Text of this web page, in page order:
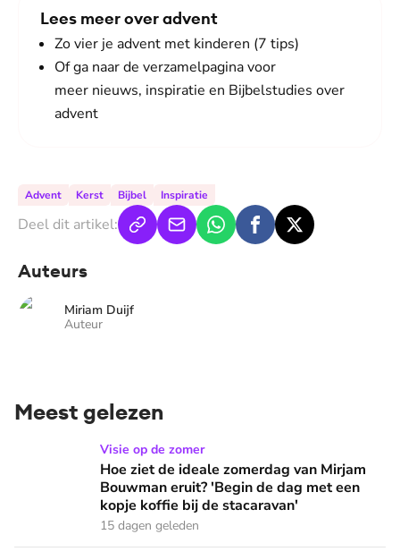
Lees meer over advent
Zo vier je advent met kinderen (7 tips)
Of ga naar de verzamelpagina voor
meer nieuws, inspiratie en Bijbelstudies over
advent
Advent Kerst Bijbel Inspiratie
Deel dit artikel:
Auteurs
Miriam Duijf
Auteur
Meest gelezen
Hoe ziet de ideale zomerdag van Mirjam Bouwman eruit?
Visie op de zomer
Hoe ziet de ideale zomerdag van Mirjam
Bouwman eruit? 'Begin de dag met een
kopje koffie bij de stacaravan'
15 dagen geleden